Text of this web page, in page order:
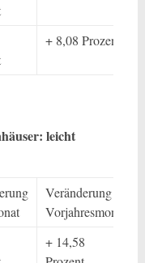
+ 8,08 Prozent
leicht
Veränderung /
Vorjahresmonat
+ 14,58